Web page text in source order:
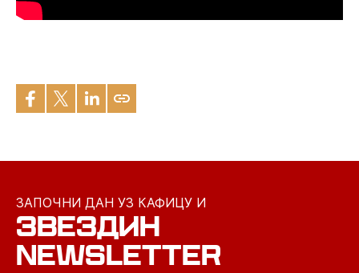
ЗАПОЧНИ ДАН УЗ КАФИЦУ И
ЗВЕЗДИН
NEWSLETTER